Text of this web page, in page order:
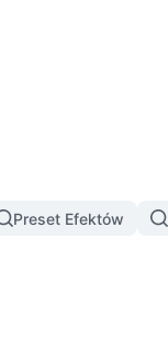
Preset Efektów